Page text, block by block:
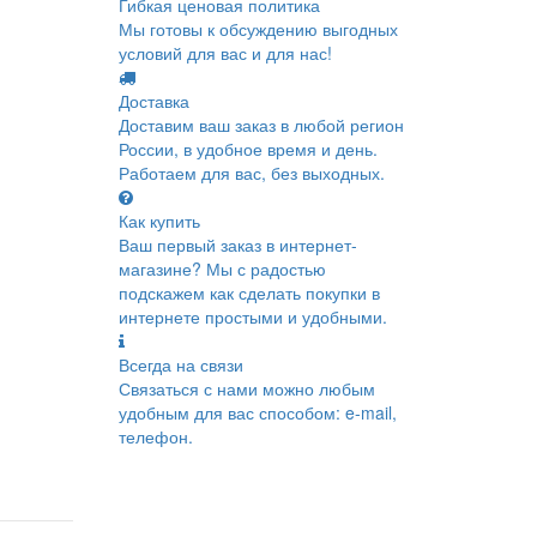
Гибкая ценовая политика
Мы готовы к обсуждению выгодных
условий для вас и для нас!
Доставка
Доставим ваш заказ в любой регион
России, в удобное время и день.
Работаем для вас, без выходных.
Как купить
Ваш первый заказ в интернет-
магазине? Мы с радостью
подскажем как сделать покупки в
интернете простыми и удобными.
Всегда на связи
Связаться с нами можно любым
удобным для вас способом: e-mail,
телефон.